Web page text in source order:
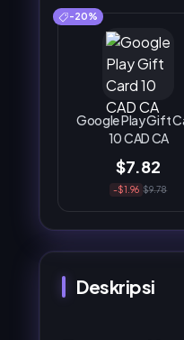
-20%
Google Play Gift
10 CAD CA
$7.82
-$1.96 $9.78
Deskripsi